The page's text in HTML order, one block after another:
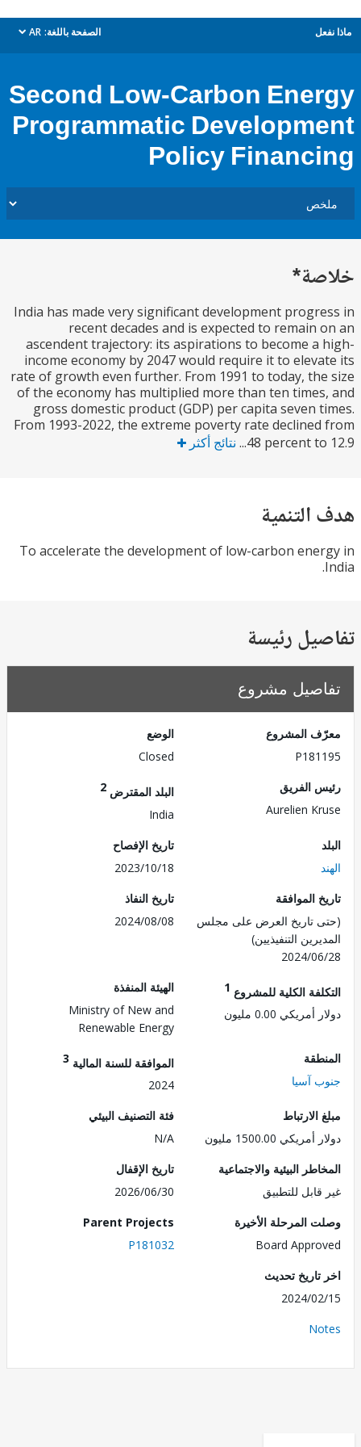
الصفحة باللغة: AR
dropdown
Second Low-Carbon
Programmatic
Policy
India has made very significant development
recent decades and is expected to remain
ascendent trajectory: its aspirations to become
income economy by 2047 would require it to
rate of growth even further. From 1991 to today,
of the economy has multiplied more than ten
gross domestic product (GDP) per capita seven
From 1993-2022, the extreme poverty rate
48 percent to نتائج أكثر
To accelerate the development of low-carbon
رئيسة
مشروع
المشروع
الفريق
Aurelien
البلد المقترض
تاريخ الإفصاح
2023/10/18
الموافقة
تاريخ العرض على مجلس
التنفيذيين)
2024/
تاريخ النفاذ
2024/08/08
الكلية للمشروع1
0.00 مليون
الهيئة المنفذة
Ministry of New and
Renewable Energy
آسيا
الموافقة للسنة المالية3
1500.00 مليون
فئة التصنيف البيئي
N/A
البيئية والاجتماعية
للتطبيق
تاريخ الإقفال
2026/06/30
المرحلة الأخيرة
Board
Parent Projects
P181032
تحديث
2024/